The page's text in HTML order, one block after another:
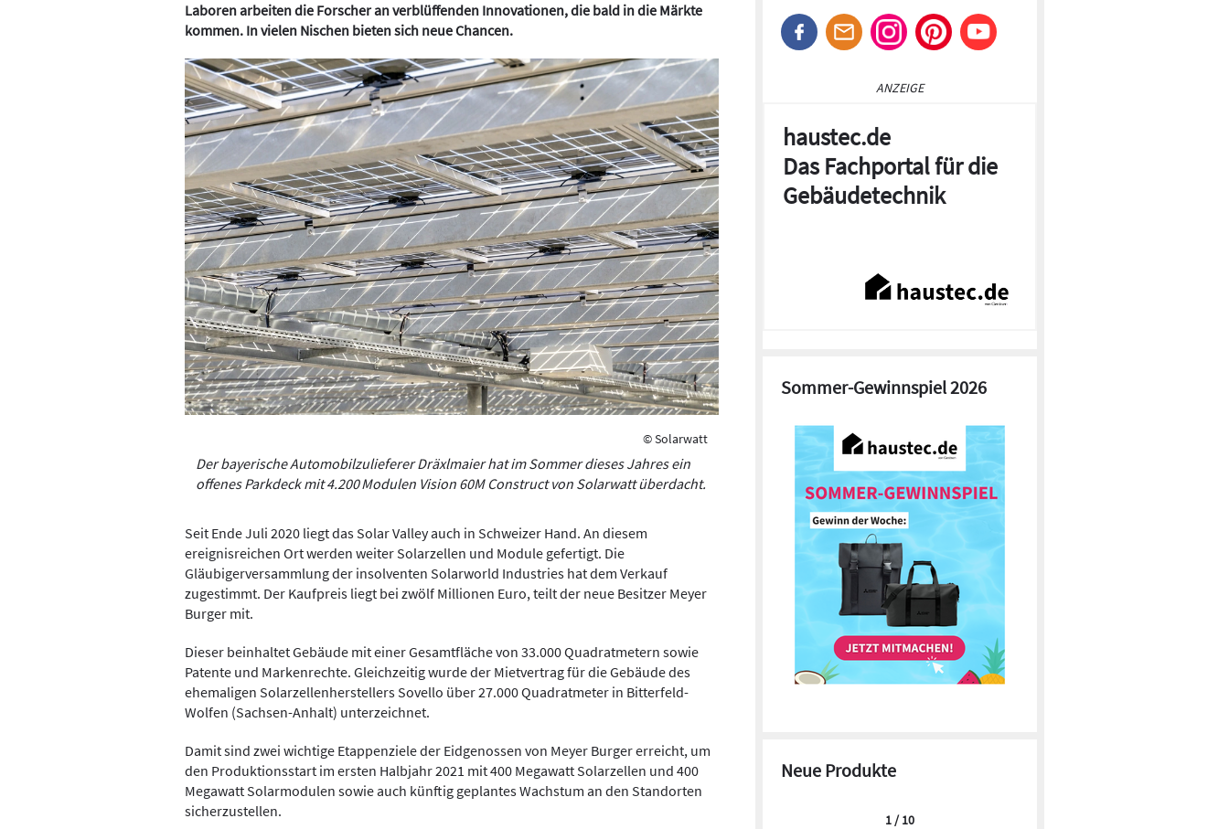
Laboren arbeiten die Forscher an verblüffenden Innovationen, die bald in die Märkte
kommen. In vielen Nischen bieten sich neue Chancen.
© Solarwatt
Der bayerische Automobilzulieferer Dräxlmaier hat im Sommer dieses Jahres ein
offenes Parkdeck mit 4.200 ­Modulen Vision 60M Construct von Solarwatt überdacht.
Seit Ende Juli 2020 liegt das Solar Valley auch in Schweizer Hand. An diesem
ereignisreichen Ort werden weiter Solarzellen und Module gefertigt. Die
Gläubigerversammlung der insolventen Solarworld Industries hat dem Verkauf
zugestimmt. Der Kaufpreis liegt bei zwölf Millionen Euro, teilt der neue Besitzer Meyer
Burger mit.
Dieser beinhaltet Gebäude mit einer Gesamtfläche von 33.000 Quadratmetern sowie
Patente und Markenrechte. Gleichzeitig wurde der Mietvertrag für die Gebäude des
ehemaligen Solarzellenherstellers Sovello über 27.000 Quadratmeter in Bitterfeld-
Wolfen (Sachsen-Anhalt) unterzeichnet.
Damit sind zwei wichtige Etappenziele der Eidgenossen von Meyer Burger erreicht, um
den Produktionsstart im ersten Halbjahr 2021 mit 400 Megawatt Solarzellen und 400
Megawatt Solarmodulen sowie auch künftig geplantes Wachstum an den Standorten
sicherzustellen.
ANZEIGE
haustec.de
Das Fachportal für die
Gebäudetechnik
Sommer-Gewinnspiel 2026
Neue Produkte
1 / 10